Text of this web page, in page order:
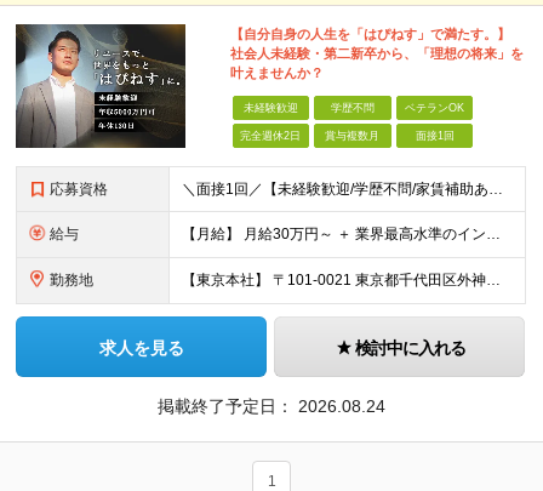
【自分自身の人生を「はぴねす」で満たす。】
社会人未経験・第二新卒から、「理想の将来」を
叶えませんか？
未経験歓迎 学歴不問 ベテランOK
完全週休2日 賞与複数月 面接1回
応募資格 ＼面接1回／【未経験歓迎/学歴不問/家賃補助あり】 社会人デビューや、ここからのキャリアアップを実現したい方 人柄を重視した採用を行っています。 書類選考は厳格ではなく、面接は基本1回！ スピーディ
給与 【月給】 月給30万円～ ＋ 業界最高水準のインセンティブ ＋ 各種手当 「稼がせたい」という会社の想いから、還元率は粗利の10～28％に設定。 頑張りがそのまま月収に直結する、嘘のない給与体系です
勤務地 【東京本社】 〒101-0021 東京都千代田区外神田5-2-3 ┗最寄駅：御徒町駅／秋葉原駅 ┗受動喫煙対策：屋内禁煙 ■その他：神奈川県、埼玉県、千葉県や全国への出張もあり ※転居を伴う転勤は
求人を見る 検討中に入れる
掲載終了予定日： 2026.08.24
1